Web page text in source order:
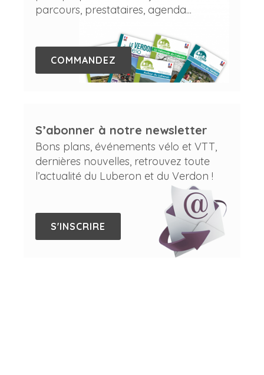
parcours, prestataires, agenda...
COMMANDEZ
S’abonner à notre newsletter
Bons plans, événements vélo et VTT,
dernières nouvelles, retrouvez toute
l’actualité du Luberon et du Verdon !
S'INSCRIRE